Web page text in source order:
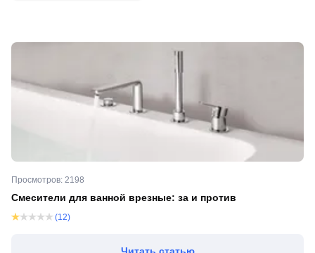
Просмотров: 2198
Смесители для ванной врезные: за и против
(12)